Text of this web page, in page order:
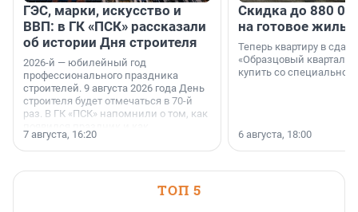
ГЭС, марки, искусство и
ВВП: в ГК «ПСК» рассказали
об истории Дня строителя
2026-й — юбилейный год
профессионального праздника
строителей. 9 августа 2026 года День
строителя будет отмечаться в 70-й
раз. В ГК «ПСК» напомнили о том, как
поменялась роль строительства.
7 августа, 16:20
Скидка до 880
на готовое
Теперь квартиру в
«Образцовый квартал
купить со специальной
6 августа, 18:00
ТОП 5